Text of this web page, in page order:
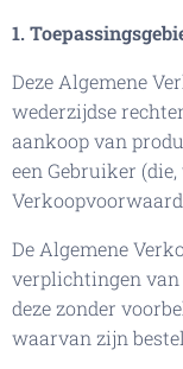
1.
Deze Algemene
wederzijdse
aankoop van
een Gebruiker
De Algemene
verplichtingen
deze zonder
waarvan zijn